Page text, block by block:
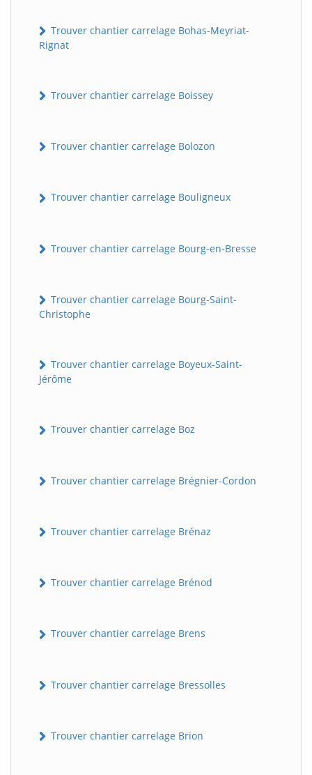
Trouver chantier carrelage Bohas-Meyriat-
Rignat
Trouver chantier carrelage Boissey
Trouver chantier carrelage Bolozon
Trouver chantier carrelage Bouligneux
Trouver chantier carrelage Bourg-en-Bresse
Trouver chantier carrelage Bourg-Saint-
Christophe
Trouver chantier carrelage Boyeux-Saint-
Jérôme
Trouver chantier carrelage Boz
Trouver chantier carrelage Brégnier-Cordon
Trouver chantier carrelage Brénaz
Trouver chantier carrelage Brénod
Trouver chantier carrelage Brens
Trouver chantier carrelage Bressolles
Trouver chantier carrelage Brion